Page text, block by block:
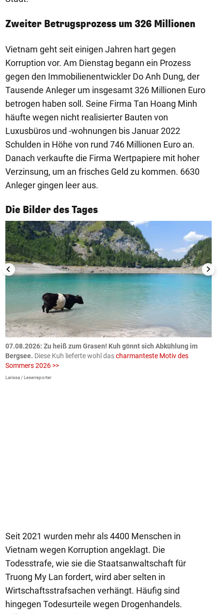
Zweiter Betrugsprozess um 326 Millionen
Vietnam geht seit einigen Jahren hart gegen
Korruption vor. Am Dienstag begann ein Prozess
gegen den Immobilienentwickler Do Anh Dung, der
Tausende Anleger um insgesamt 326 Millionen Euro
betrogen haben soll. Seine Firma Tan Hoang Minh
häufte wegen nicht realisierter Bauten von
Luxusbüros und -wohnungen bis Januar 2022
Schulden in Höhe von rund 746 Millionen Euro an.
Danach verkaufte die Firma Wertpapiere mit hoher
Verzinsung, um an frisches Geld zu kommen. 6630
Anleger gingen leer aus.
Die Bilder des Tages
1/50
07.08.2026: Zu heiß zum Grasen! Kuh gönnt sich Abkühlung im
Bergsee. Diese Kuh lieferte wohl dascharmanteste Motiv des
Sommers 2026 >>
Larissa / Leserreporter
Seit 2021 wurden mehr als 4400 Menschen in
Vietnam wegen Korruption angeklagt. Die
Todesstrafe, wie sie die Staatsanwaltschaft für
Truong My Lan fordert, wird aber selten in
Wirtschaftsstrafsachen verhängt. Häufig sind
hingegen Todesurteile wegen Drogenhandels.